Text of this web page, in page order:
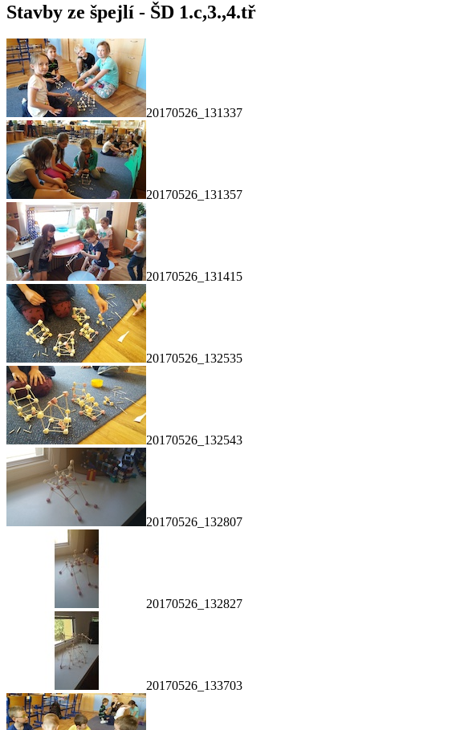
Stavby ze špejlí - ŠD 1.c,3.,4.tř
20170526_131337
20170526_131357
20170526_131415
20170526_132535
20170526_132543
20170526_132807
20170526_132827
20170526_133703